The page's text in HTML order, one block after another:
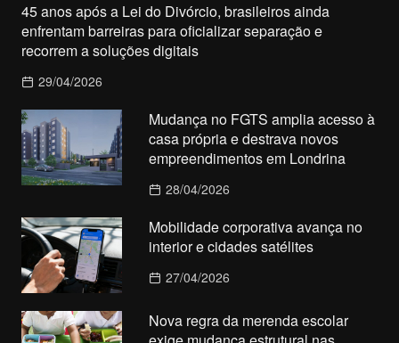
45 anos após a Lei do Divórcio, brasileiros ainda
enfrentam barreiras para oficializar separação e
recorrem a soluções digitais
29/04/2026
Mudança no FGTS amplia acesso à
casa própria e destrava novos
empreendimentos em Londrina
28/04/2026
Mobilidade corporativa avança no
interior e cidades satélites
27/04/2026
Nova regra da merenda escolar